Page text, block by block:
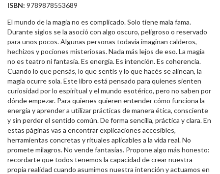
ISBN: 9789878553689
El mundo de la magia no es complicado. Solo tiene mala fama.
Durante siglos se la asoció con algo oscuro, peligroso o reservado
para unos pocos. Algunas personas todavía imaginan calderos,
hechizos y pociones misteriosas. Nada más lejos de eso. La magia
no es teatro ni fantasía. Es energía. Es intención. Es coherencia.
Cuando lo que pensás, lo que sentís y lo que hacés se alinean, la
magia ocurre sola. Este libro está pensado para quienes sienten
curiosidad por lo espiritual y el mundo esotérico, pero no saben por
dónde empezar. Para quienes quieren entender cómo funciona la
energía y aprender a utilizar prácticas de manera ética, consciente
y sin perder el sentido común. De forma sencilla, práctica y clara. En
estas páginas vas a encontrar explicaciones accesibles,
herramientas concretas y rituales aplicables a la vida real. No
promete milagros. No vende fantasías. Propone algo más honesto:
recordarte que todos tenemos la capacidad de crear nuestra
propia realidad cuando asumimos nuestra intención y actuamos en